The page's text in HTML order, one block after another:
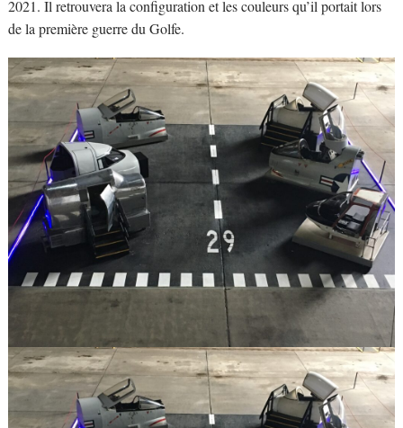
2021. Il retrouvera la configuration et les couleurs qu’il portait lors
de la première guerre du Golfe.